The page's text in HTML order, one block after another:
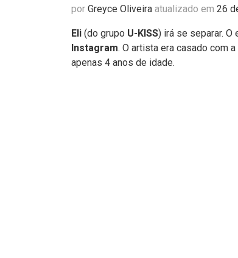
por Greyce Oliveira atualizado em 26
Eli (do grupo U-KISS) irá se separar.
Instagram. O artista era casado com
apenas 4 anos de idade.